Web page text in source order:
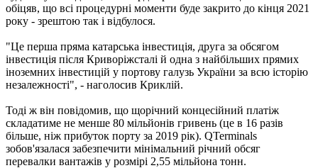
обіцяв, що всі процедурні моменти буде закрито до кінця 2021
року - зрештою так і відбулося.
"Це перша пряма катарська інвестиція, друга за обсягом
інвестиція після Криворіжсталі й одна з найбільших прямих
іноземних інвестицій у портову галузь України за всю історію
незалежності", - наголосив Криклій.
Тоді ж він повідомив, що щорічний концесійний платіж
складатиме не менше 80 мільйонів гривень (це в 16 ​​разів
більше, ніж прибуток порту за 2019 рік). QTerminals
зобов'язалася забезпечити мінімальний річний обсяг
перевалки вантажів у розмірі 2,55 мільйона тонн.